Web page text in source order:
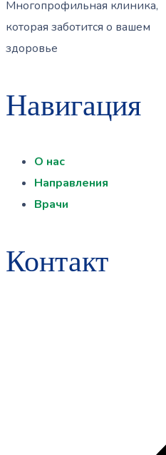
Многопрофильная клиника,
которая заботится о вашем
здоровье
Навигация
О нас
Направления
Врачи
Контакт